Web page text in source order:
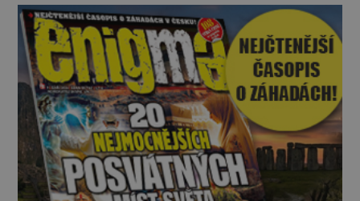
skutečnosti však jde o seriózní filozofickou hypoté